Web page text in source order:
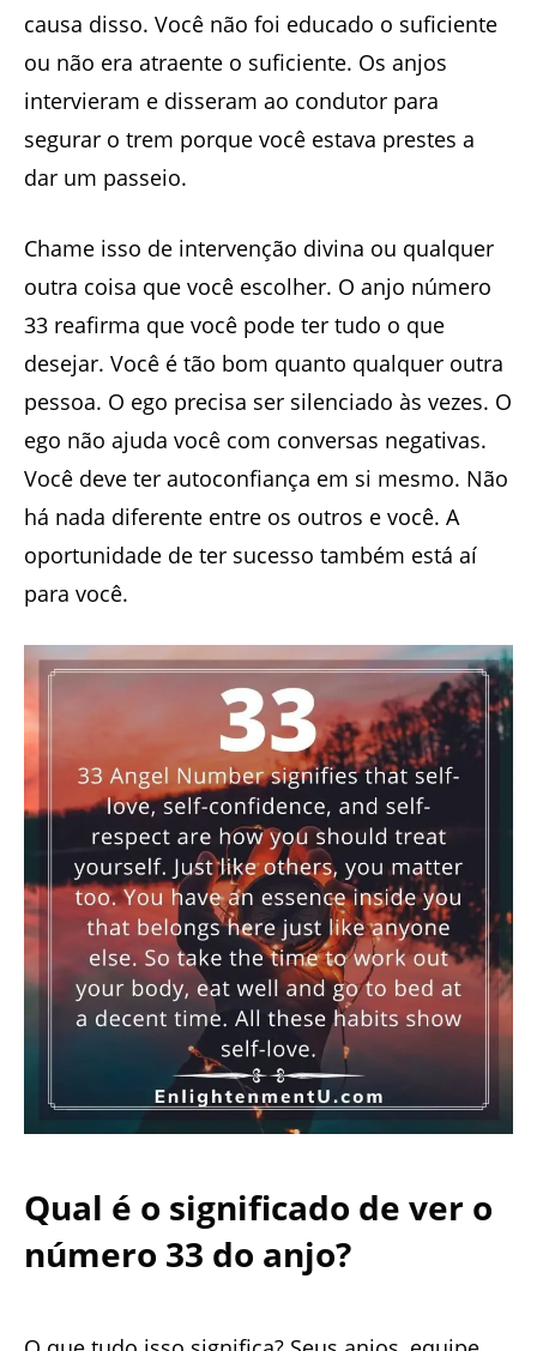
causa disso. Você não foi educado o suficiente
ou não era atraente o suficiente. Os anjos
intervieram e disseram ao condutor para
segurar o trem porque você estava prestes a
dar um passeio.
Chame isso de intervenção divina ou qualquer
outra coisa que você escolher. O anjo número
33 reafirma que você pode ter tudo o que
desejar. Você é tão bom quanto qualquer outra
pessoa. O ego precisa ser silenciado às vezes. O
ego não ajuda você com conversas negativas.
Você deve ter autoconfiança em si mesmo. Não
há nada diferente entre os outros e você. A
oportunidade de ter sucesso também está aí
para você.
Qual é o significado de ver o
número 33 do anjo?